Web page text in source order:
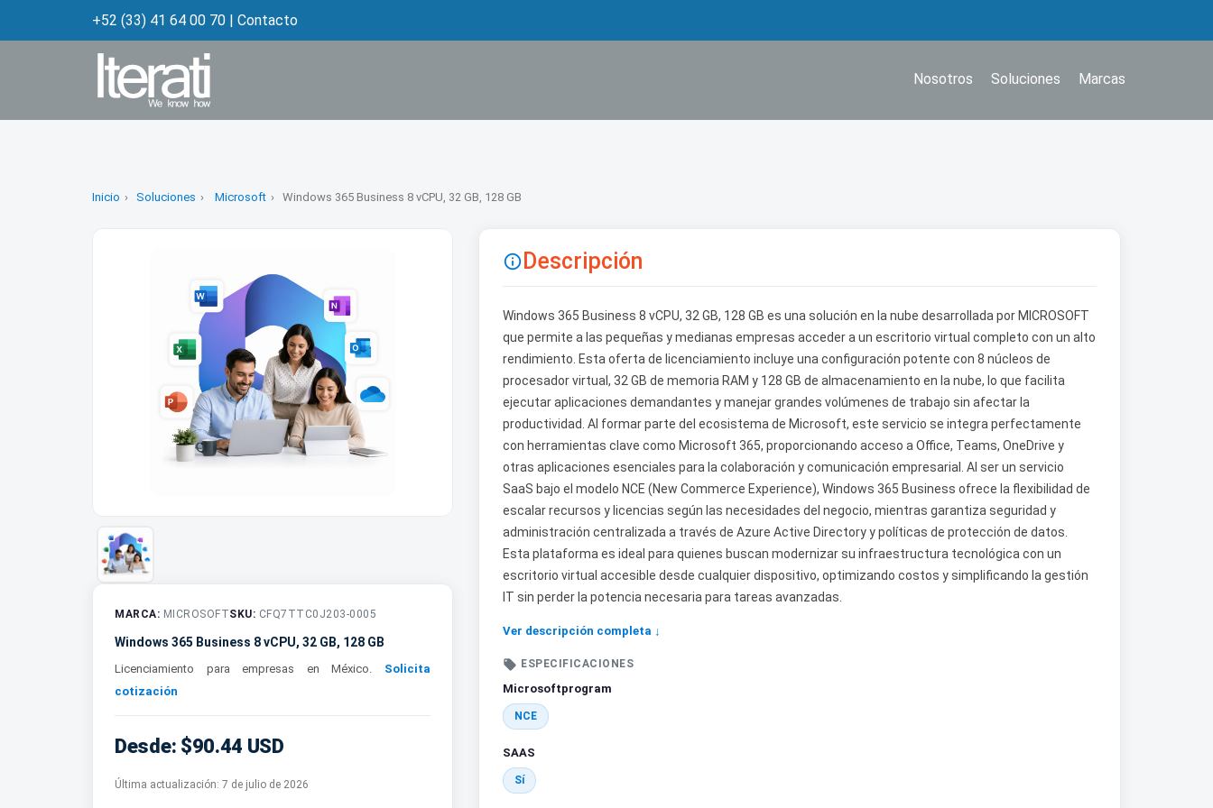
+52 (33) 41 64 00 70 | Contacto
Marcas
Soluciones
Nosotros
Inicio Soluciones Microsoft Windows 365 Business 8 vCPU, 32 GB, 128 GB
MARCA: MICROSOFTSKU: CFQ7TTC0J203-0005
Windows 365 Business 8 vCPU, 32 GB, 128 GB
Licenciamiento para empresas en México. Solicita
cotización
Desde: $90.44 USD
Última actualización: 7 de julio de 2026
 Descripción
Windows 365 Business 8 vCPU, 32 GB, 128 GB es una solución en la nube desarrollada por MICROSOFT
que permite a las pequeñas y medianas empresas acceder a un escritorio virtual completo con un alto
rendimiento. Esta oferta de licenciamiento incluye una configuración potente con 8 núcleos de
procesador virtual, 32 GB de memoria RAM y 128 GB de almacenamiento en la nube, lo que facilita
ejecutar aplicaciones demandantes y manejar grandes volúmenes de trabajo sin afectar la
productividad. Al formar parte del ecosistema de Microsoft, este servicio se integra perfectamente
con herramientas clave como Microsoft 365, proporcionando acceso a Office, Teams, OneDrive y
otras aplicaciones esenciales para la colaboración y comunicación empresarial. Al ser un servicio
SaaS bajo el modelo NCE (New Commerce Experience), Windows 365 Business ofrece la flexibilidad de
escalar recursos y licencias según las necesidades del negocio, mientras garantiza seguridad y
administración centralizada a través de Azure Active Directory y políticas de protección de datos.
Esta plataforma es ideal para quienes buscan modernizar su infraestructura tecnológica con un
escritorio virtual accesible desde cualquier dispositivo, optimizando costos y simplificando la gestión
IT sin perder la potencia necesaria para tareas avanzadas.
Ver descripción completa ↓
 ESPECIFICACIONES
Microsoftprogram
NCE
SAAS
Sí